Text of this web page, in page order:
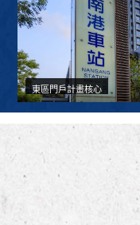
東區門戶計畫核心